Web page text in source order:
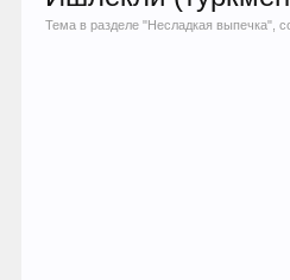
Тема в разделе "Несладкая выпечка",